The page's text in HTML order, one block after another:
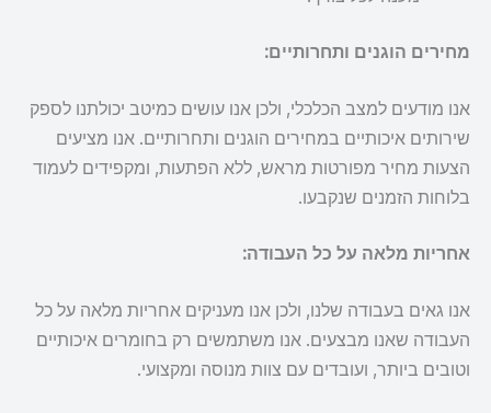
מחירים הוגנים ותחרותיים:
אנו מודעים למצב הכלכלי, ולכן אנו עושים כמיטב יכולתנו לספק
שירותים איכותיים במחירים הוגנים ותחרותיים. אנו מציעים
הצעות מחיר מפורטות מראש, ללא הפתעות, ומקפידים לעמוד
בלוחות הזמנים שנקבעו.
אחריות מלאה על כל העבודה:
אנו גאים בעבודה שלנו, ולכן אנו מעניקים אחריות מלאה על כל
העבודה שאנו מבצעים. אנו משתמשים רק בחומרים איכותיים
וטובים ביותר, ועובדים עם צוות מנוסה ומקצועי.